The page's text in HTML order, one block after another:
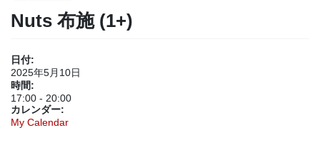
Nuts 布施 (1+)
日付:
2025年5月10日
時間:
17:00 - 20:00
カレンダー:
My Calendar